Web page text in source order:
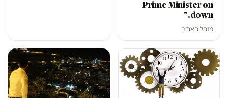
Prime Minister on
down.”
מנהל האתר